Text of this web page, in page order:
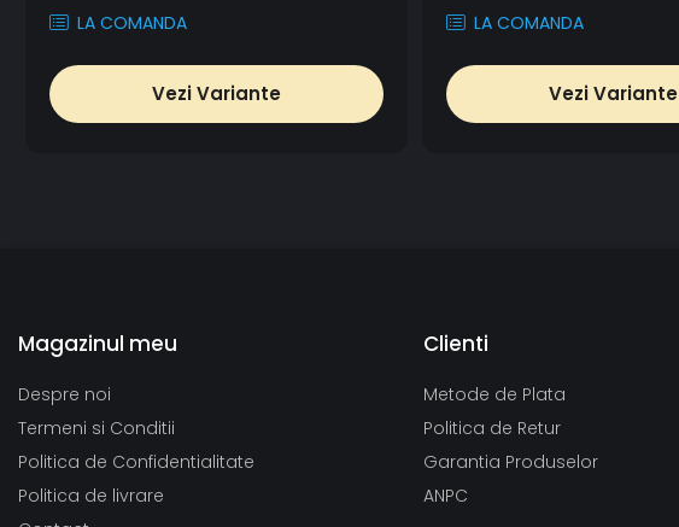
LA COMANDA
Vezi Variante
LA COMANDA
Vezi Variante
Magazinul meu
Despre noi
Termeni si Conditii
Politica de Confidentialitate
Politica de livrare
Clienti
Metode de Plata
Politica de Retur
Garantia Produselor
ANPC